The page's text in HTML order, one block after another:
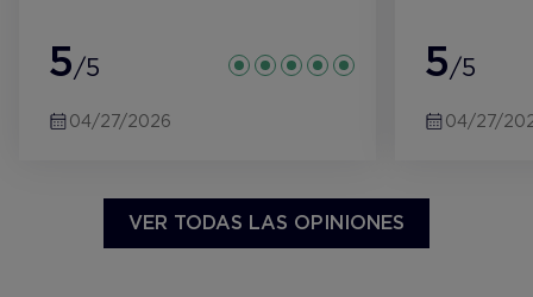
5/5
04/27/2026
5/5
04/27/
VER TODAS LAS OPINIONES